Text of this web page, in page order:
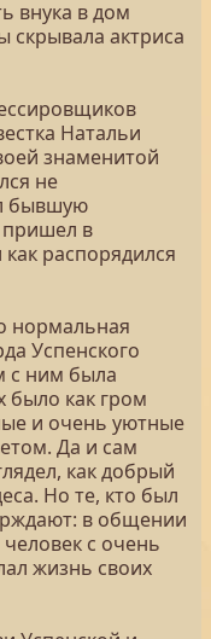
внука в дом
скрывала актриса
Натальи
знаменитой
не
бывшую
пришел в
распорядился
нормальная
Успенского
с ним была
было как гром
и очень уютные
Да и сам
как добрый
Но те, кто был
в общении
с очень
жизнь своих